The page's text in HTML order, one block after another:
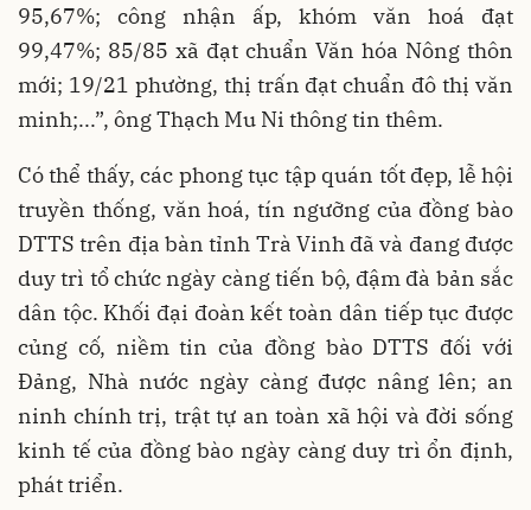
95,67%; công nhận ấp, khóm văn hoá đạt
99,47%; 85/85 xã đạt chuẩn Văn hóa Nông thôn
mới; 19/21 phường, thị trấn đạt chuẩn đô thị văn
minh;...”, ông Thạch Mu Ni thông tin thêm.
Có thể thấy, các phong tục tập quán tốt đẹp, lễ hội
truyền thống, văn hoá, tín ngưỡng của đồng bào
DTTS trên địa bàn tỉnh Trà Vinh đã và đang được
duy trì tổ chức ngày càng tiến bộ, đậm đà bản sắc
dân tộc. Khối đại đoàn kết toàn dân tiếp tục được
củng cố, niềm tin của đồng bào DTTS đối với
Đảng, Nhà nước ngày càng được nâng lên; an
ninh chính trị, trật tự an toàn xã hội và đời sống
kinh tế của đồng bào ngày càng duy trì ổn định,
phát triển.